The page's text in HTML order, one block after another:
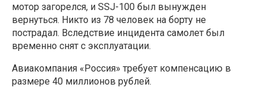
мотор загорелся, и SSJ-100 был вынужден
вернуться. Никто из 78 человек на борту не
пострадал. Вследствие инцидента самолет был
временно снят с эксплуатации.
Авиакомпания «Россия» требует компенсацию в
размере 40 миллионов рублей.